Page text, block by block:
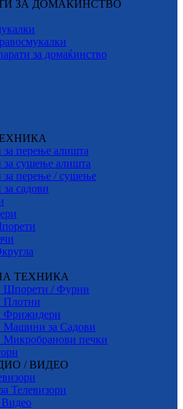
ЗА ДОМАЌИНСТВО
за домаќинство
перење алишта
сушење алишта
перење / сушење
садови
ТЕХНИКА
Шпорети / Фурни
Плотни
Фрижидери
Машини за Садови
Микробранови печки
/ ВИДЕО
Телевизори